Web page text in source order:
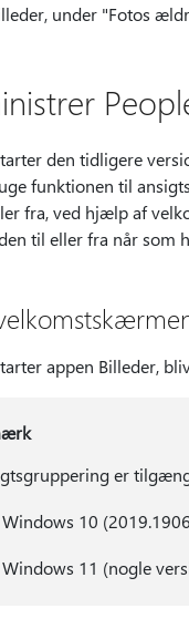
under "Fotos
den tidligere
funktionen til
fra, ved hjælp af
til eller fra når som
appen Billeder,
er
Windows 10
Windows 11 (nogle